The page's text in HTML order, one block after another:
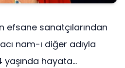
efsane sanatçılarından
nam-ı diğer adıyla
yaşında hayata...